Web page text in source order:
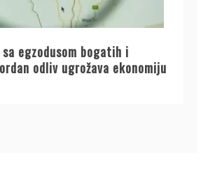
egzodusom bogatih i
odliv ugrožava ekonomiju